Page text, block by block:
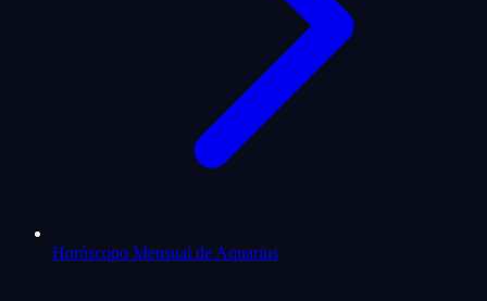
Horóscopo Mensual de Aquarius